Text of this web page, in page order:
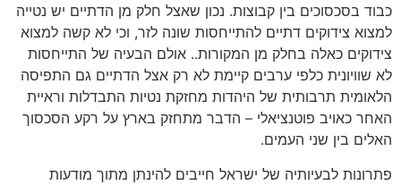
כבוד בסכסוכים בין קבוצות. נכון שאצל חלק מן הדתיים יש נטייה
למצוא צידוקים דתיים להתייחסות שונה לזר, וכי לא קשה למצוא
צידוקים כאלה בחלק מן המקורות.. אולם הבעיה של התייחסות
לא שוויונית כלפי ערבים קיימת לא רק אצל הדתיים גם התפיסה
הלאומית תרבותית של היהדות מחזקת נטיות התבדלות וראיית
האחר כאויב פוטנציאלי – הדבר מתחזק בארץ על רקע הסכסוך
האלים בין שני העמים.
פתרונות לבעיותיה של ישראל חייבים להינתן מתוך מודעות